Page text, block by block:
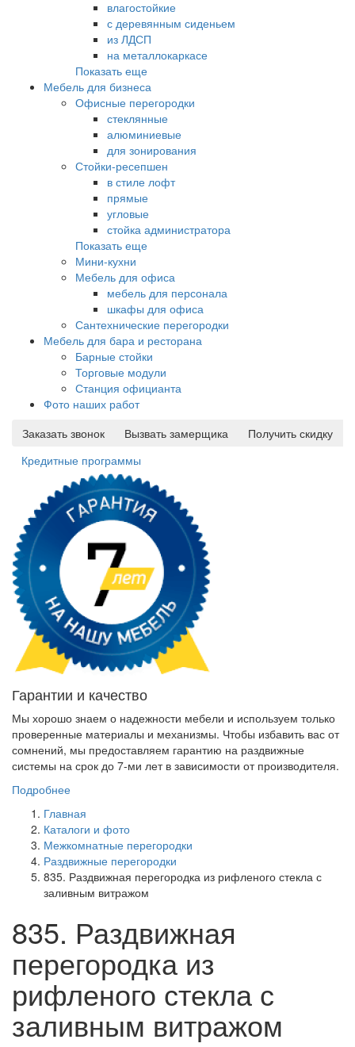
влагостойкие
с деревянным сиденьем
из ЛДСП
на металлокаркасе
Показать еще
Мебель для бизнеса
Офисные перегородки
стеклянные
алюминиевые
для зонирования
Стойки-ресепшен
в стиле лофт
прямые
угловые
стойка администратора
Показать еще
Мини-кухни
Мебель для офиса
мебель для персонала
шкафы для офиса
Сантехнические перегородки
Мебель для бара и ресторана
Барные стойки
Торговые модули
Станция официанта
Фото наших работ
Заказать звонок
Вызвать замерщика
Получить скидку
Кредитные программы
Гарантии и качество
Мы хорошо знаем о надежности мебели и используем только
проверенные материалы и механизмы. Чтобы избавить вас от
сомнений, мы предоставляем гарантию на раздвижные
системы на срок до 7-ми лет в зависимости от производителя.
Подробнее
Главная
Каталоги и фото
Межкомнатные перегородки
Раздвижные перегородки
835. Раздвижная перегородка из рифленого стекла с
заливным витражом
835. Раздвижная
перегородка из
рифленого стекла с
заливным витражом